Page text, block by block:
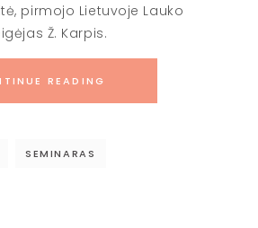
pirmojo Lietuvoje Lauko
Ž. Karpis.
READING
SEMINARAS